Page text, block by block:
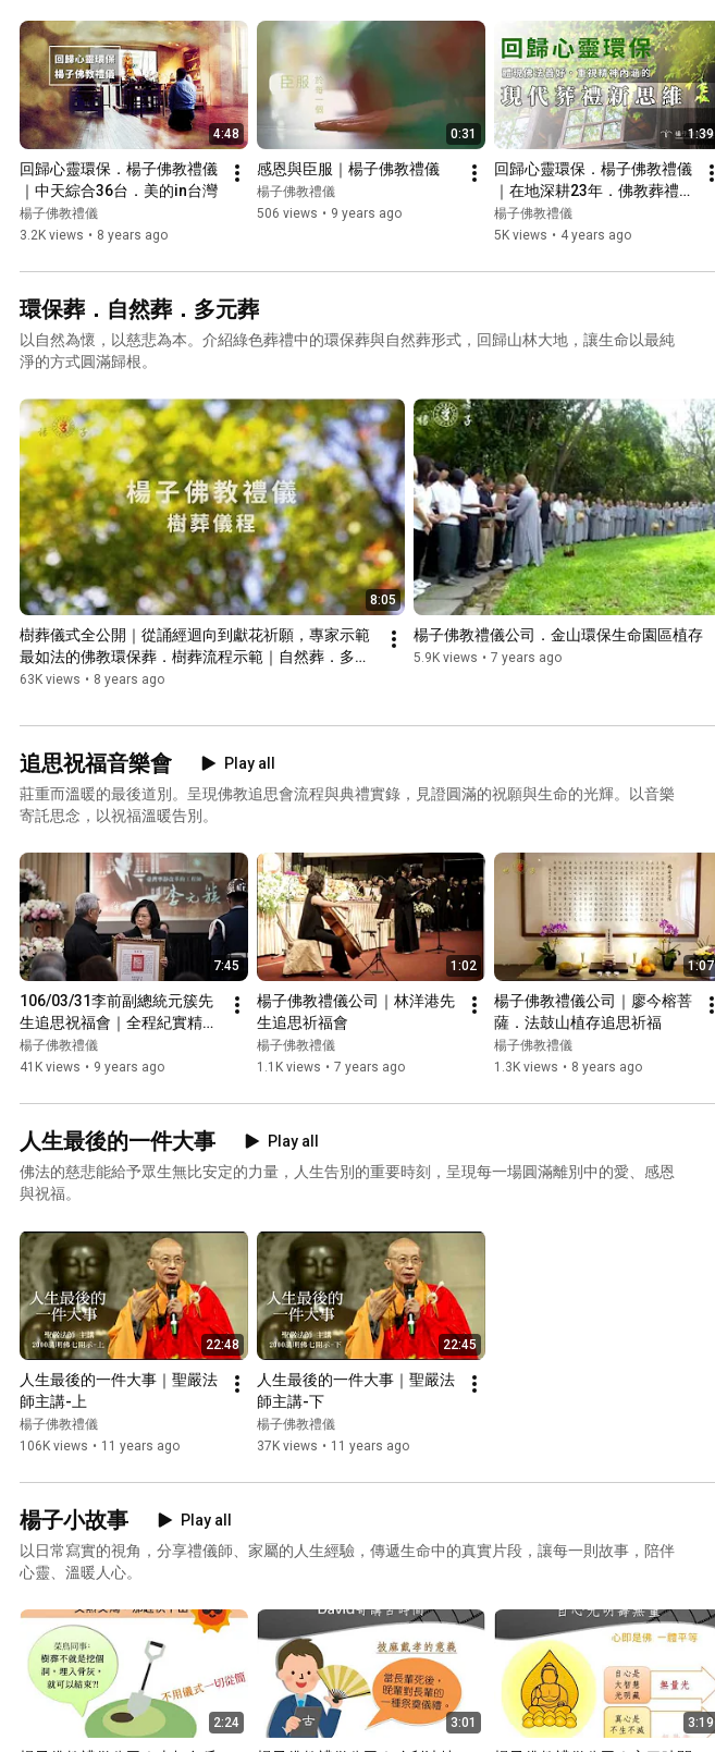
4:48
回歸心靈環保．楊子佛教禮儀
｜中天綜合36台．美的in台灣
楊子佛教禮儀
3.2K views • 8 years ago
0:31
感恩與臣服｜楊子佛教禮儀
楊子佛教禮儀
506 views • 9 years ago
1:39
回歸心靈環保．楊子佛教禮儀
｜在地深耕23年．佛教葬禮最
優品牌｜具體落實法鼓山聖嚴
法師的禮儀環保理念
楊子佛教禮儀
5K views • 4 years ago
環保葬．自然葬．多元葬
以自然為懷，以慈悲為本。介紹綠色葬禮中的環保葬與自然葬形式，回歸山林大地，讓生命以最純
淨的方式圓滿歸根。
8:05
樹葬儀式全公開｜從誦經迴向到獻花祈願，專家示範
最如法的佛教環保葬．樹葬流程示範｜自然葬．多元
葬 #植存 #樹葬禁忌 #殯葬禮儀 #環保自然葬#楊子佛
63K views • 8 years ago
楊子佛教禮儀公司．金山環保生命園區植存
5.9K views • 7 years ago
追思祝福音樂會
Play all
莊重而溫暖的最後道別。呈現佛教追思會流程與典禮實錄，見證圓滿的祝願與生命的光輝。以音樂
寄託思念，以祝福溫暖告別。
7:45
106/03/31李前副總統元簇先
生追思祝福會｜全程紀實精華
｜楊子佛教禮儀公司
楊子佛教禮儀
41K views • 9 years ago
1:02
楊子佛教禮儀公司｜林洋港先
生追思祈福會
楊子佛教禮儀
1.1K views • 7 years ago
1:07
楊子佛教禮儀公司｜廖今榕菩
薩．法鼓山植存追思祈福
楊子佛教禮儀
1.3K views • 8 years ago
人生最後的一件大事
Play all
佛法的慈悲能給予眾生無比安定的力量，人生告別的重要時刻，呈現每一場圓滿離別中的愛、感恩
與祝福。
22:48
人生最後的一件大事｜聖嚴法
師主講-上
楊子佛教禮儀
106K views • 11 years ago
22:45
人生最後的一件大事｜聖嚴法
師主講-下
楊子佛教禮儀
37K views • 11 years ago
楊子小故事
Play all
以日常寫實的視角，分享禮儀師、家屬的人生經驗，傳遞生命中的真實片段，讓每一則故事，陪伴
心靈、溫暖人心。
2:24 3:01 3:19